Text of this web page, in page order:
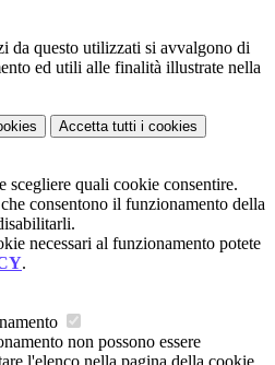
da questo utilizzati si avvalgono di
ed utili alle finalità illustrate nella
Accetta tutti i cookies
scegliere quali cookie consentire.
consentono il funzionamento della
necessari al funzionamento potete
.
non possono essere